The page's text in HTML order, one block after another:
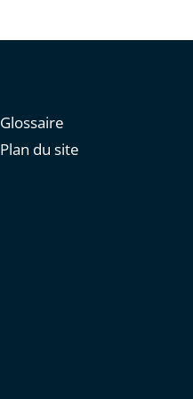
Glossaire
Plan du site